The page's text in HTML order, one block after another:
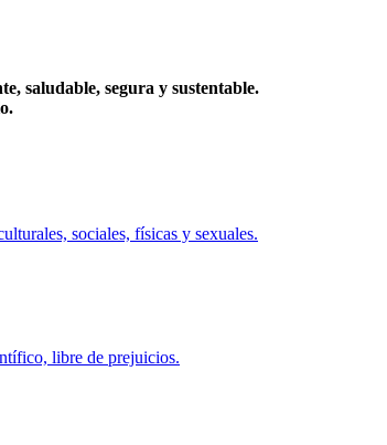
saludable, segura y sustentable.
sociales, físicas y sexuales.
libre de prejuicios.